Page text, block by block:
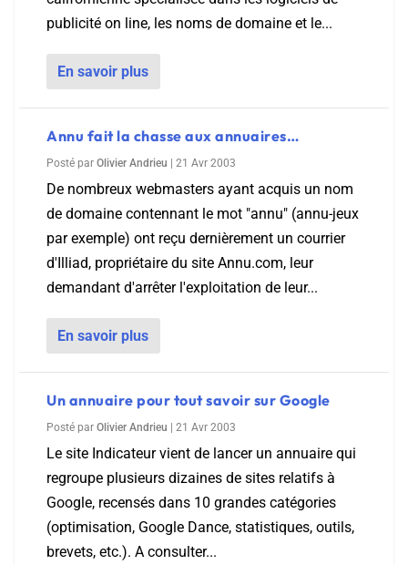
publicité on line, les noms de domaine et le...
En savoir plus
Annu fait la chasse aux annuaires…
Posté par Olivier Andrieu 21 Avr 2003
De nombreux webmasters ayant acquis un nom
de domaine contennant le mot "annu" (annu-jeux
par exemple) ont reçu dernièrement un courrier
d'Illiad, propriétaire du site Annu.com, leur
demandant d'arrêter l'exploitation de leur...
En savoir plus
Un annuaire pour tout savoir sur Google
Posté par Olivier Andrieu 21 Avr 2003
Le site Indicateur vient de lancer un annuaire qui
regroupe plusieurs dizaines de sites relatifs à
Google, recensés dans 10 grandes catégories
(optimisation, Google Dance, statistiques, outils,
brevets, etc.). A consulter...